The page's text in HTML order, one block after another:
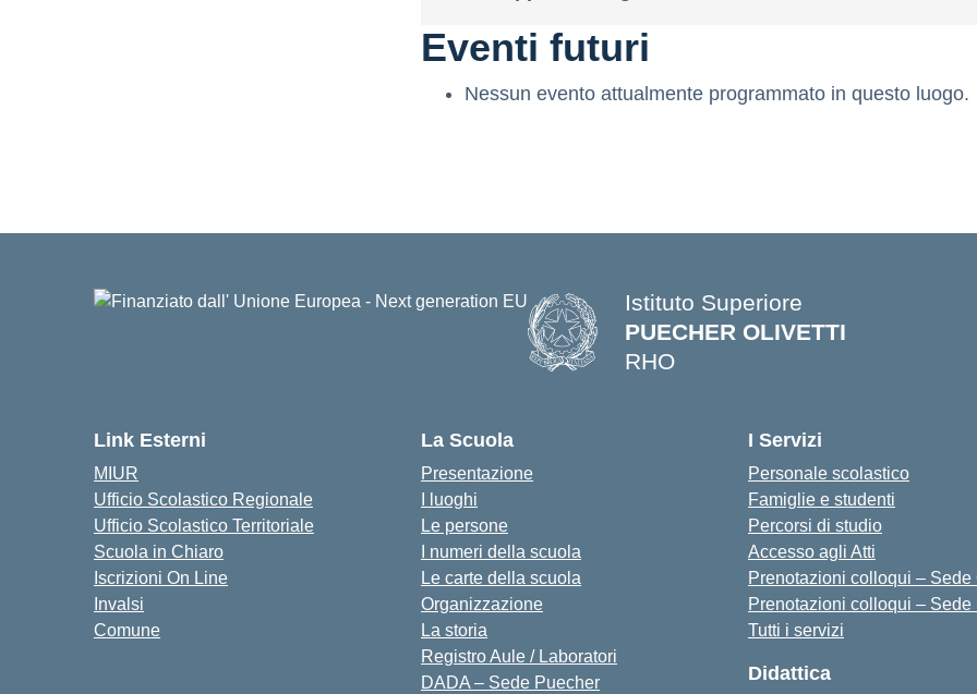
Eventi futuri
Nessun evento attualmente programmato in questo luogo.
Istituto Superiore
PUECHER OLIVETTI
RHO
Link Esterni
MIUR
Ufficio Scolastico Regionale
Ufficio Scolastico Territoriale
Scuola in Chiaro
Iscrizioni On Line
Invalsi
Comune
La Scuola
Presentazione
I luoghi
Le persone
I numeri della scuola
Le carte della scuola
Organizzazione
La storia
Registro Aule / Laboratori
DADA – Sede Puecher
I Servizi
Personale scolastico
Famiglie e studenti
Percorsi di studio
Accesso agli Atti
Prenotazioni colloqui – Sede
Prenotazioni colloqui – Sede
Tutti i servizi
Didattica